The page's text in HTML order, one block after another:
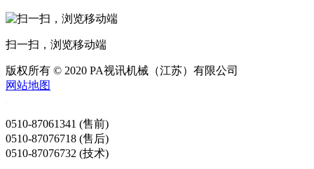
扫一扫，浏览移动端
版权所有 © 2020 PA视讯机械（江苏）有限公司
网站地图
0510-87061341 (售前)
0510-87076718 (售后)
0510-87076732 (技术)